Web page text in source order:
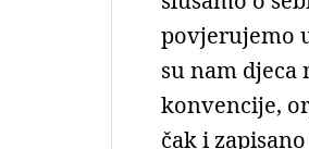
povjerujemo
su nam djeca
konvencije,
čak i